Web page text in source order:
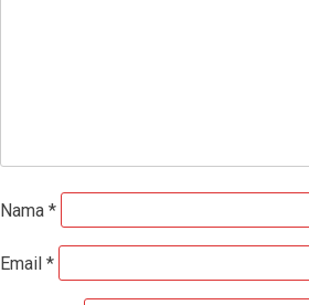
Nama *
Email *